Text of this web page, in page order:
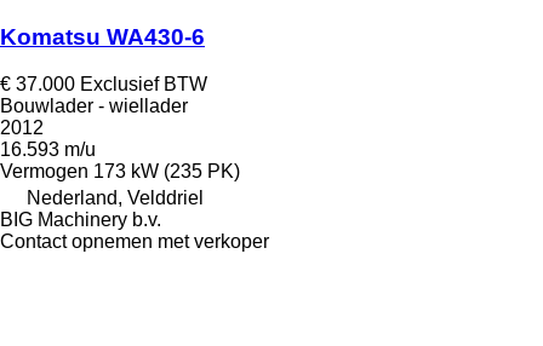
Komatsu WA430-6
€ 37.000 Exclusief BTW
Bouwlader - wiellader
2012
16.593 m/u
Vermogen 173 kW (235 PK)
Nederland, Velddriel
BIG Machinery b.v.
Contact opnemen met verkoper